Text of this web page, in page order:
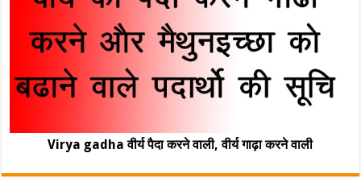
Virya gadha वीर्य पैदा करने वाली, वीर्य गाढ़ा करने वाली